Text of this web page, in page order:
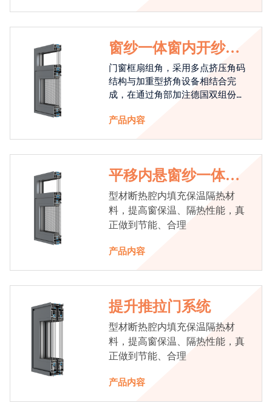
窗纱一体窗内开纱外
开系统
门窗框扇组角，采用多点挤压角码
结构与加重型挤角设备相结合完
成，在通过角部加注德国双组份胶
强度，促使窗使用寿命提升5-10
产品内容
平移内悬窗纱一体系
统
型材断热腔内填充保温隔热材
料，提高窗保温、隔热性能，真
正做到节能、合理
产品内容
提升推拉门系统
型材断热腔内填充保温隔热材
料，提高窗保温、隔热性能，真
正做到节能、合理
产品内容